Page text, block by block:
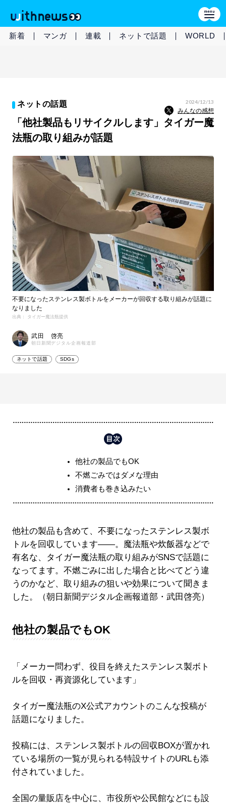
新着 マンガ 連載 ネットで話題 WORLD
ネットの話題 2024/12/13
みんなの感想
「他社製品もリサイクルします」タイガー魔
法瓶の取り組みが話題
不要になったステンレス製ボトルをメーカーが回収する取り組みが話題に
なりました
出典： タイガー魔法瓶提供
武田 啓亮
朝日新聞デジタル企画報道部
ネットで話題 SDGs
他社の製品でもOK
不燃ごみではダメな理由
消費者も巻き込みたい
他社の製品も含めて、不要になったステンレス製ボ
トルを回収しています――。魔法瓶や炊飯器などで
有名な、タイガー魔法瓶の取り組みがSNSで話題に
なってます。不燃ごみに出した場合と比べてどう違
うのかなど、取り組みの狙いや効果について聞きま
した。（朝日新聞デジタル企画報道部・武田啓亮）
他社の製品でもOK
「メーカー問わず、役目を終えたステンレス製ボト
ルを回収・再資源化しています」
タイガー魔法瓶のX公式アカウントのこんな投稿が
話題になりました。
投稿には、ステンレス製ボトルの回収BOXが置かれ
ている場所の一覧が見られる特設サイトのURLも添
付されていました。
全国の量販店を中心に、市役所や公民館などにも設